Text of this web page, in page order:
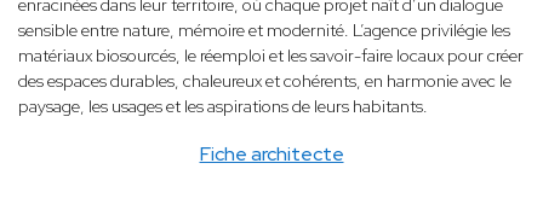
Fiche architecte
enracinées dans leur territoire, où chaque projet naît d’un dialogue
sensible entre nature, mémoire et modernité. L’agence privilégie les
matériaux biosourcés, le réemploi et les savoir-faire locaux pour créer
des espaces durables, chaleureux et cohérents, en harmonie avec le
paysage, les usages et les aspirations de leurs habitants.